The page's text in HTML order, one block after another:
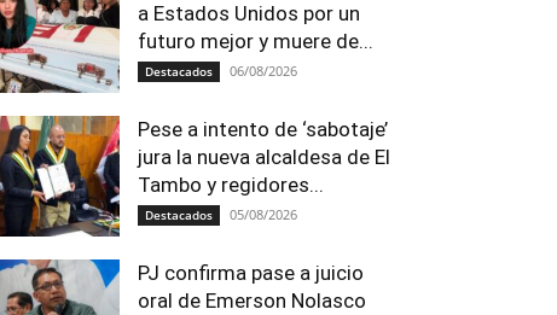
a Estados Unidos por un
futuro mejor y muere de...
Destacados 06/08/2026
Pese a intento de ‘sabotaje’
jura la nueva alcaldesa de El
Tambo y regidores...
Destacados 05/08/2026
PJ confirma pase a juicio
oral de Emerson Nolasco